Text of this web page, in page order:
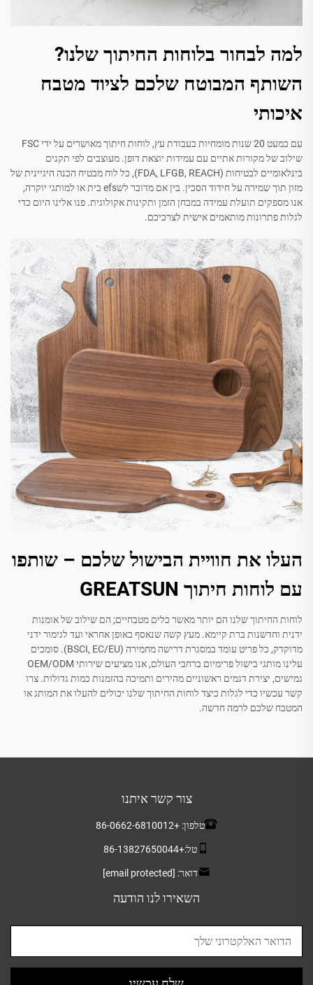
למה לבחור בלוחות החיתוך שלנו?
השותף המבוטח שלכם לציוד מטבח
איכותי
עם כמעט 20 שנות מומחיות בעבודת עץ, לוחות חיתוך מאושרים על ידי FSC
שילוב של מקורות אתיים עם עמידות יוצאת דופן. מעוצבים לפי תקנים
בינלאומיים לבטיחות (FDA, LFGB, REACH), כל לוח מבטיח הכנה היגיינית של
מזון תוך שמירה על חידוד הסכין. בין אם מדובר לשefs בית או למותגי יוקרה,
אנו מספקים תועלת עמידה במבחן הזמן ותקינות אקולוגית. פנו אלינו היום כדי
לגלות פתרונות מותאמים אישית לצרכיכם.
העלו את חוויית הבישול שלכם – שותפו
עם לוחות חיתוך GREATSUN
לוחות החיתוך שלנו הם יותר מאשר כלים מטבחיים; הם שילוב של אומנות
ידנית וחדשנות ברת קיימא. מעץ קשה שנאסף באופן אחראי ועד לגימור ידני
מדוקדק, כל פריט עומד במסגרת דרישה מחמירה (BSCI, EC/EU). סומכים
עלינו מותגי בישול פרימיום ברחבי העולם, אנו מציעים שירותי OEM/ODM
גמישים, יצירת דגמים ראשוניים מהירים ותמיכה בהזמנות כמות גדולות. צרו
קשר עכשיו כדי לגלות כיצד לוחות החיתוך שלנו יכולים להעלו את המותג או
המטבח שלכם לרמה חדשה.
צור קשר איתנו
טלפון: +86-0662-6810012
טל:+86-13827650044
דואר: [email protected]
השאירו לנו הודעה